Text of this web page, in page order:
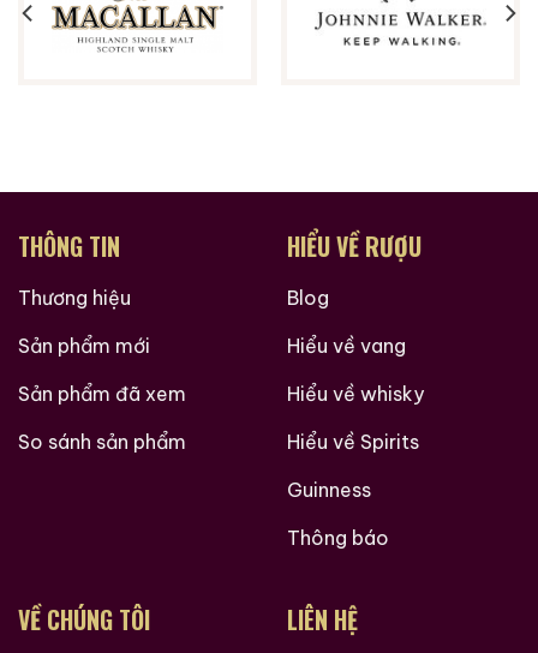
Thông tin sản phẩm
Nhà máy chưng cất: Benrinnes
Nhà đóng chai: Gordon & MacPhail
Dòng: Connoisseurs Choice
Thời điểm đóng chai: Khoảng cuối thập niên 1970
Dung tích: Thường 75cl (theo chuẩn cũ)
Nồng độ cồn: Khoảng 40 ABV
chai mang phong cách cổ điển với phông chữ đơn
THÔNG TIN
Thương hiệu
Sản phẩm mới
Sản phẩm đã xem
So sánh sản phẩm
HIỂU VỀ RƯỢU
Blog
Hiểu về vang
Hiểu về whisky
Hiểu về Spirits
Guinness
Thông báo
VỀ CHÚNG TÔI LIÊN HỆ